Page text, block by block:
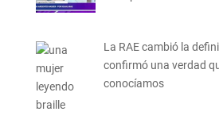
La RAE cambió la
confirmó una verdad
conocíamos